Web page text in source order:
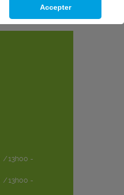
/13h00 -
/13h00 -
Accepter